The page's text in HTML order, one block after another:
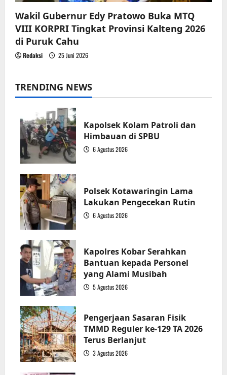
Wakil Gubernur Edy Pratowo Buka MTQ
VIII KORPRI Tingkat Provinsi Kalteng 2026
di Puruk Cahu
Redaksi 25 Juni 2026
TRENDING NEWS
Kapolsek Kolam Patroli dan
Himbauan di SPBU
6 Agustus 2026
Polsek Kotawaringin Lama
Lakukan Pengecekan Rutin
6 Agustus 2026
Kapolres Kobar Serahkan
Bantuan kepada Personel
yang Alami Musibah
5 Agustus 2026
Pengerjaan Sasaran Fisik
TMMD Reguler ke-129 TA 2026
Terus Berlanjut
3 Agustus 2026